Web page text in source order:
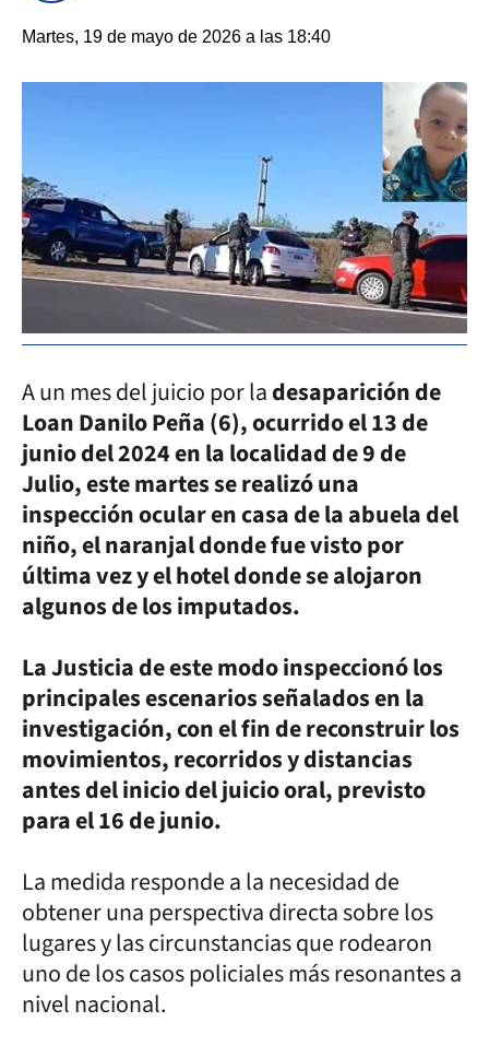
Martes, 19 de mayo de 2026 a las 18:40
A un mes del juicio por ladesaparición de
Loan Danilo Peña (6), ocurrido el 13 de
junio del 2024 en la localidad de 9 de
Julio, este martes se realizó una
inspección ocular en casa de la abuela del
niño, el naranjal donde fue visto por
última vez y el hotel donde se alojaron
algunos de los imputados.
La Justicia de este modo inspeccionó los
principales escenarios señalados en la
investigación, con el fin de reconstruir los
movimientos, recorridos y distancias
antes del inicio del juicio oral, previsto
para el 16 de junio.
La medida responde a la necesidad de
obtener una perspectiva directa sobre los
lugares y las circunstancias que rodearon
uno de los casos policiales más resonantes a
nivel nacional.